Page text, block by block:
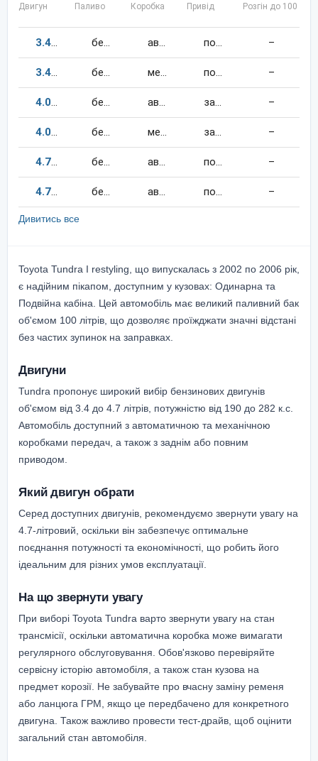
Двигун Паливо Коробка Привід Розгін до 100 км/
3.4190 бензин автомат повний –
3.4190 бензин механіка повний –
4.0236 бензин автомат задній –
4.0236 бензин механіка задній –
4.7282 бензин автомат повний –
4.7271 бензин автомат повний –
Дивитись все
Toyota Tundra I restyling, що випускалась з 2002 по 2006 рік,
є надійним пікапом, доступним у кузовах: Одинарна та
Подвійна кабіна. Цей автомобіль має великий паливний бак
об'ємом 100 літрів, що дозволяє проїжджати значні відстані
без частих зупинок на заправках.
Двигуни
Tundra пропонує широкий вибір бензинових двигунів
об'ємом від 3.4 до 4.7 літрів, потужністю від 190 до 282 к.с.
Автомобіль доступний з автоматичною та механічною
коробками передач, а також з заднім або повним
приводом.
Який двигун обрати
Серед доступних двигунів, рекомендуємо звернути увагу на
4.7-літровий, оскільки він забезпечує оптимальне
поєднання потужності та економічності, що робить його
ідеальним для різних умов експлуатації.
На що звернути увагу
При виборі Toyota Tundra варто звернути увагу на стан
трансмісії, оскільки автоматична коробка може вимагати
регулярного обслуговування. Обов'язково перевіряйте
сервісну історію автомобіля, а також стан кузова на
предмет корозії. Не забувайте про вчасну заміну ременя
або ланцюга ГРМ, якщо це передбачено для конкретного
двигуна. Також важливо провести тест-драйв, щоб оцінити
загальний стан автомобіля.